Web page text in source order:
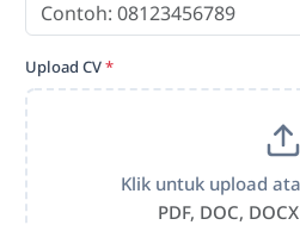
Upload CV*
Klik untuk upload
PDF, DOC,